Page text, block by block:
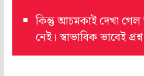
কিন্তু আচমকাই দেখা
নেই। স্বাভাবিক ভাবেই